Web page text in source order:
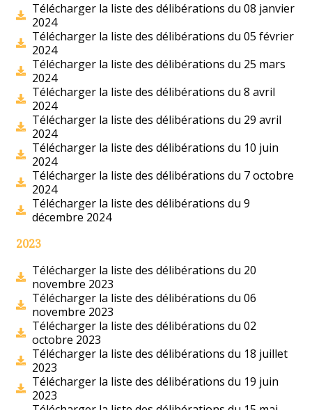
Télécharger la liste des délibérations du 08 janvier
2024
Télécharger la liste des délibérations du 05 février
2024
Télécharger la liste des délibérations du 25 mars
2024
Télécharger la liste des délibérations du 8 avril
2024
Télécharger la liste des délibérations du 29 avril
2024
Télécharger la liste des délibérations du 10 juin
2024
Télécharger la liste des délibérations du 7 octobre
2024
Télécharger la liste des délibérations du 9
décembre 2024
2023
Télécharger la liste des délibérations du 20
novembre 2023
Télécharger la liste des délibérations du 06
novembre 2023
Télécharger la liste des délibérations du 02
octobre 2023
Télécharger la liste des délibérations du 18 juillet
2023
Télécharger la liste des délibérations du 19 juin
2023